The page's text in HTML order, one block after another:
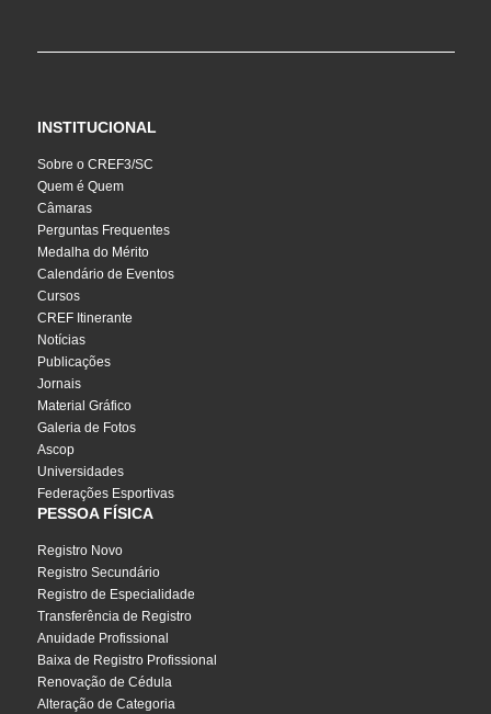
INSTITUCIONAL
Sobre o CREF3/SC
Quem é Quem
Câmaras
Perguntas Frequentes
Medalha do Mérito
Calendário de Eventos
Cursos
CREF Itinerante
Notícias
Publicações
Jornais
Material Gráfico
Galeria de Fotos
Ascop
Universidades
Federações Esportivas
PESSOA FÍSICA
Registro Novo
Registro Secundário
Registro de Especialidade
Transferência de Registro
Anuidade Profissional
Baixa de Registro Profissional
Renovação de Cédula
Alteração de Categoria